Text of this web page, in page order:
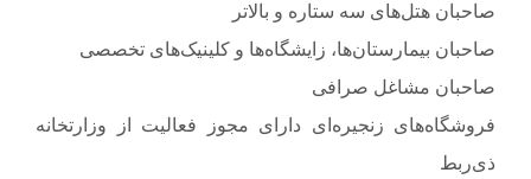
صاحبان هتل‌های سه ستاره و بالاتر
صاحبان بیمارستان‌ها، زایشگاه‌ها و کلینیک‌های تخصصی
صاحبان مشاغل صرافی
فروشگاه‌های زنجیره‌ای دارای مجوز فعالیت از وزارتخانه
ذی‌ربط